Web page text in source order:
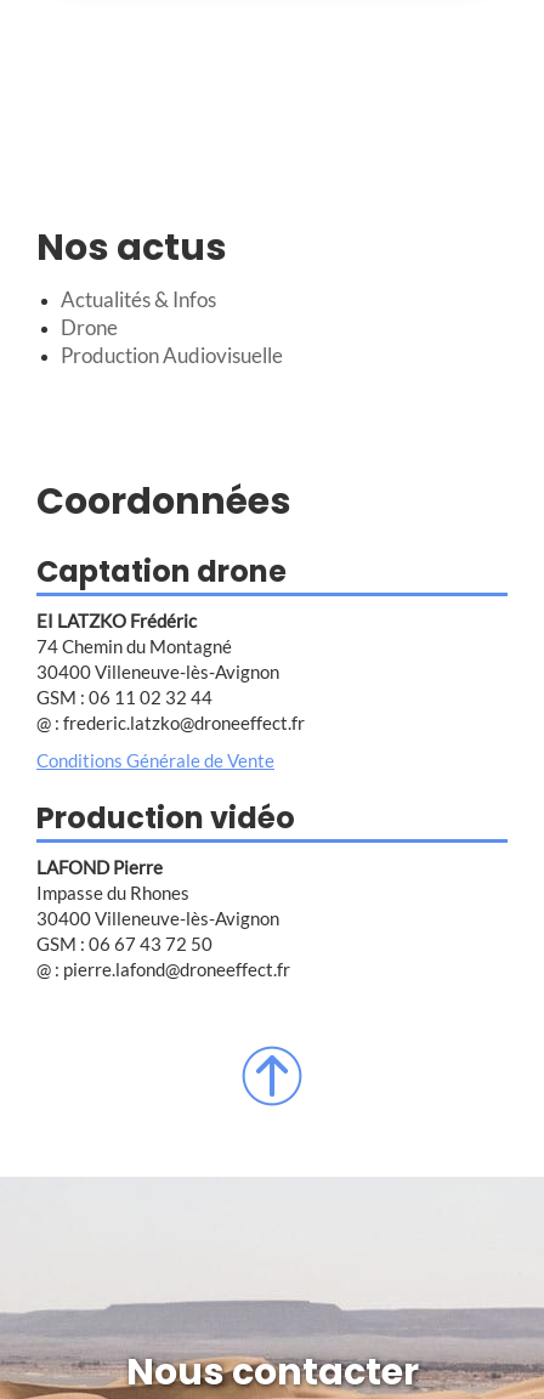
Nos actus
Actualités & Infos
Drone
Production Audiovisuelle
Coordonnées
Captation drone
EI LATZKO Frédéric
74 Chemin du Montagné
30400 Villeneuve-lès-Avignon
GSM : 06 11 02 32 44
@ : frederic.latzko@droneeffect.fr
Conditions Générale de Vente
Production vidéo
LAFOND Pierre
Impasse du Rhones
30400 Villeneuve-lès-Avignon
GSM : 06 67 43 72 50
@ : pierre.lafond@droneeffect.fr
Nous contacter